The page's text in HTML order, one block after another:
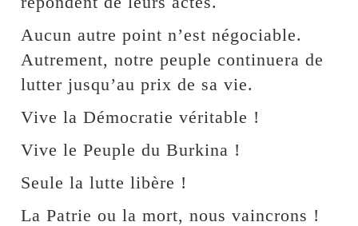
Aucun autre point n’est négociable.
Autrement, notre peuple continuera de
lutter jusqu’au prix de sa vie.
Vive la Démocratie véritable !
Vive le Peuple du Burkina !
Seule la lutte libère !
La Patrie ou la mort, nous vaincrons !